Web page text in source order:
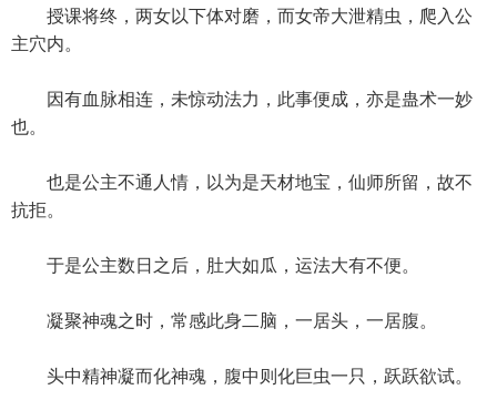
授课将终，两女以下体对磨，而女帝大泄精虫，爬入公
主穴内。
因有血脉相连，未惊动法力，此事便成，亦是蛊术一妙
也。
也是公主不通人情，以为是天材地宝，仙师所留，故不
抗拒。
于是公主数日之后，肚大如瓜，运法大有不便。
凝聚神魂之时，常感此身二脑，一居头，一居腹。
头中精神凝而化神魂，腹中则化巨虫一只，跃跃欲试。